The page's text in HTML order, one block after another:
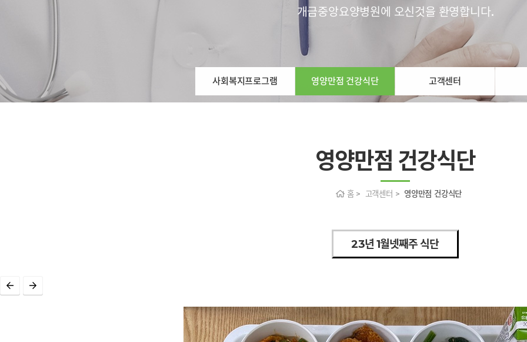
사회복지프로그램 영양만점 건강식단 고객센터
개금중앙요양병원에 오신것을 환영합니다.
영양만점 건강식단
홈 > 고객센터 > 영양만점 건강식단
23년 1월넷째주 식단